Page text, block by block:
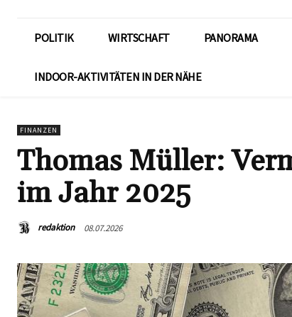
POLITIK WIRTSCHAFT PANORAMA
INDOOR-AKTIVITÄTEN IN DER NÄHE
FINANZEN
Thomas Müller:
im Jahr 2025
redaktion 08.07.2026